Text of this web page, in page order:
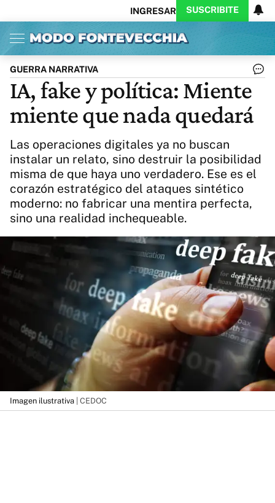
INGRESAR SUSCRIBITE
Inicio Ahora
Opinión
Política
Ciencia
Protagonistas
Cultura
Arte
Educación
Internacional
Clima
Deportes
CARAS
Exitoina
Turismo
Videos
Córdoba
Reperfilar
Business
Noticias
Caras
Exitoina
Gaming
Vivo
Diario del Juicio
Actualidad
GUERRA NARRATIVA
IA, fake y política: Miente
miente que nada quedará
Las operaciones digitales ya no buscan
instalar un relato, sino destruir la posibilidad
misma de que haya uno verdadero. Ese es el
corazón estratégico del ataques sintético
moderno: no fabricar una mentira perfecta,
sino una realidad inchequeable.
Imagen ilustrativa | CEDOC